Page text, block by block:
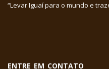
“Levar Iguaí para o mundo e
ENTRE EM CONTATO